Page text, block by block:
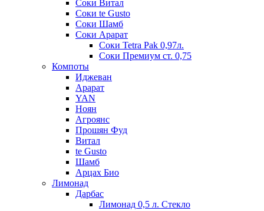
Соки Витал
Соки te Gusto
Соки Шамб
Соки Арарат
Соки Tetra Pak 0,97л.
Соки Премиум ст. 0,75
Компоты
Иджеван
Арарат
YAN
Ноян
Агроянс
Прошян Фуд
Витал
te Gusto
Шамб
Арцах Био
Лимонад
Дарбас
Лимонад 0,5 л. Стекло